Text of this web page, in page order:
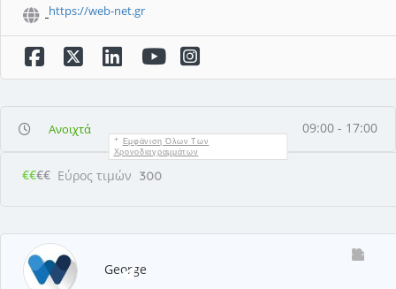
https://web-net.gr
Ανοιχτά 09:00 - 17:00
Εμφάνιση Όλων Των
Χρονοδιαγραμμάτων
€€€€ Εύρος τιμών 300
George